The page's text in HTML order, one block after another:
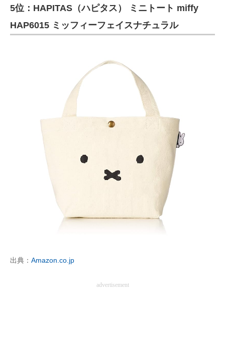
進化するPCとデバイスの未来
好きが集まる 比べて選べる
ビジネスと働き方のヒント
企業ITのトレンドを詳説
経営リーダーのコミュニティ
マーケ×ITの今がよく分かる
ITエンジニア向け専門サイト
5位：HAPITAS（ハピタス） ミニトート miffy
HAP6015 ミッフィーフェイスナチュラル
出典： Amazon.co.jp
advertisement